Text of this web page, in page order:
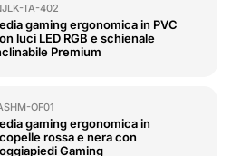
TA-402
gaming ergonomica in PVC
luci LED RGB e schienale
Premium
OF01
gaming ergonomica in
rossa e nera con
Gaming